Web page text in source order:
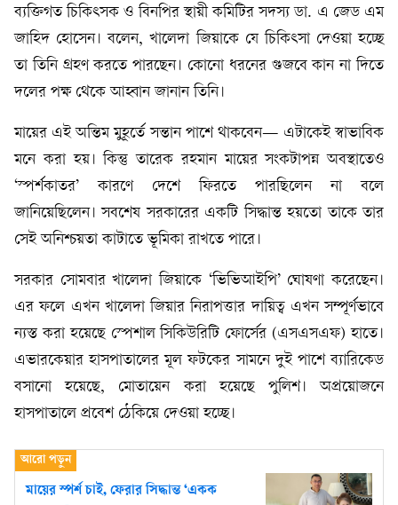
ব্যক্তিগত চিকিৎসক ও বিনপির স্থায়ী কমিটির সদস্য ডা. এ জেড এম
জাহিদ হোসেন। বলেন, খালেদা জিয়াকে যে চিকিৎসা দেওয়া হচ্ছে
তা তিনি গ্রহণ করতে পারছেন। কোনো ধরনের গুজবে কান না দিতে
দলের পক্ষ থেকে আহ্বান জানান তিনি।
মায়ের এই অন্তিম মুহূর্তে সন্তান পাশে থাকবেন— এটাকেই স্বাভাবিক
মনে করা হয়। কিন্তু তারেক রহমান মায়ের সংকটাপন্ন অবস্থাতেও
‘স্পর্শকাতর’ কারণে দেশে ফিরতে পারছিলেন না বলে
জানিয়েছিলেন। সবশেষ সরকারের একটি সিদ্ধান্ত হয়তো তাকে তার
সেই অনিশ্চয়তা কাটাতে ভূমিকা রাখতে পারে।
সরকার সোমবার খালেদা জিয়াকে ‘ভিভিআইপি’ ঘোষণা করেছেন।
এর ফলে এখন খালেদা জিয়ার নিরাপত্তার দায়িত্ব এখন সম্পূর্ণভাবে
ন্যস্ত করা হয়েছে স্পেশাল সিকিউরিটি ফোর্সের (এসএসএফ) হাতে।
এভারকেয়ার হাসপাতালের মূল ফটকের সামনে দুই পাশে ব্যারিকেড
বসানো হয়েছে, মোতায়েন করা হয়েছে পুলিশ। অপ্রয়োজনে
হাসপাতালে প্রবেশ ঠেকিয়ে দেওয়া হচ্ছে।
মায়ের স্পর্শ চাই, ফেরার সিদ্ধান্ত ‘একক